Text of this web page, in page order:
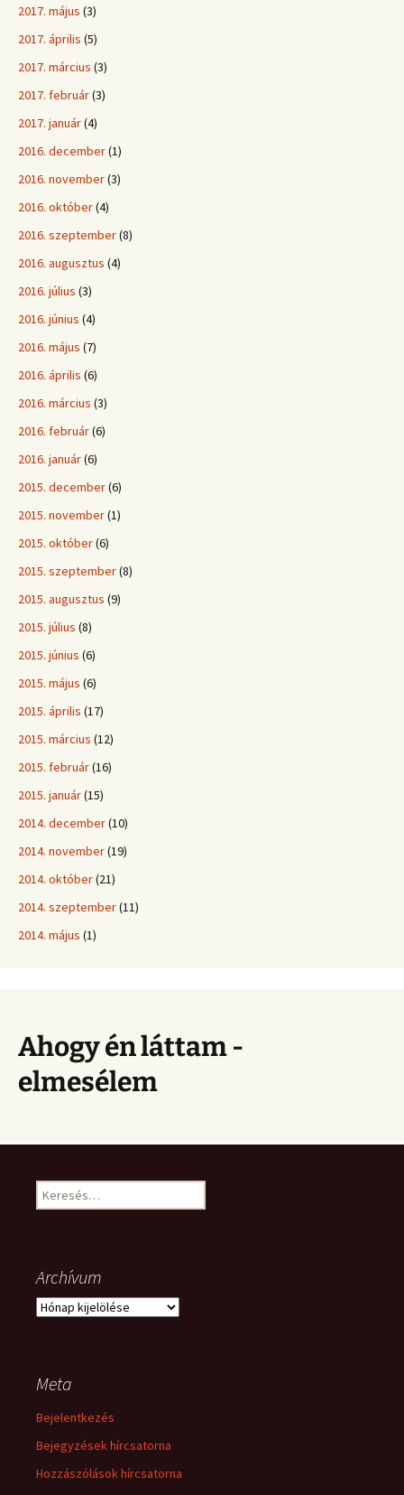
2017. május (3)
2017. április (5)
2017. március (3)
2017. február(3)
2017. január(4)
2016. december(1)
2016. november(3)
2016. október(4)
2016. szeptember(8)
2016. augusztus (4)
2016. július (3)
2016. június (4)
2016. május (7)
2016. április (6)
2016. március (3)
2016. február(6)
2016. január(6)
2015. december(6)
2015. november(1)
2015. október(6)
2015. szeptember(8)
2015. augusztus (9)
2015. július (8)
2015. június (6)
2015. május (6)
2015. április (17)
2015. március (12)
2015. február(16)
2015. január(15)
2014. december(10)
2014. november(19)
2014. október(21)
2014. szeptember(11)
2014. május (1)
Ahogy én láttam -
elmesélem
Keresés:
Archívum
Archívum
Meta
Bejelentkezés
Bejegyzések hírcsatorna
Hozzászólások hírcsatorna